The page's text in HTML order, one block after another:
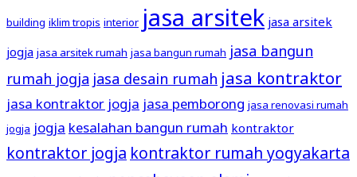
building iklim tropis interior jasa arsitek jasa arsitek
jogja jasa arsitek rumah jasa bangun rumah jasa bangun
rumah jogja jasa desain rumah jasa kontraktor
jasa kontraktor jogja jasa pemborong jasa renovasi rumah
jogja jogja kesalahan bangun rumah kontraktor
kontraktor jogja kontraktor rumah yogyakarta